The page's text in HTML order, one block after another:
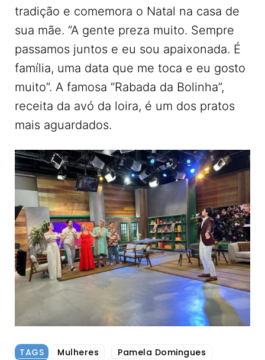
tradição e comemora o Natal na casa de
sua mãe. “A gente preza muito. Sempre
passamos juntos e eu sou apaixonada. É
família, uma data que me toca e eu gosto
muito”. A famosa “Rabada da Bolinha”,
receita da avó da loira, é um dos pratos
mais aguardados.
TAGS Mulheres
Pamela Domingues